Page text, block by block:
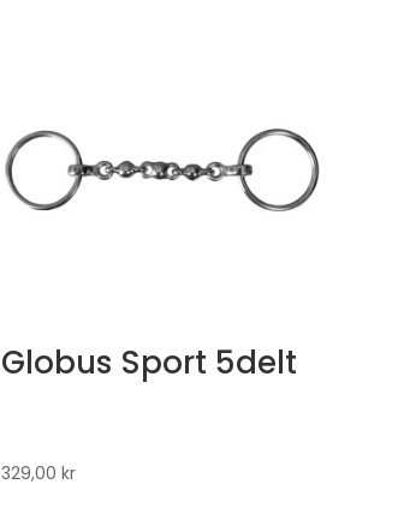
Globus Sport 5delt
329,00 kr